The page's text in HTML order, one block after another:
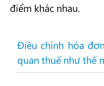
điểm khác nhau.
Điều chỉnh hóa
quan thuế như thế